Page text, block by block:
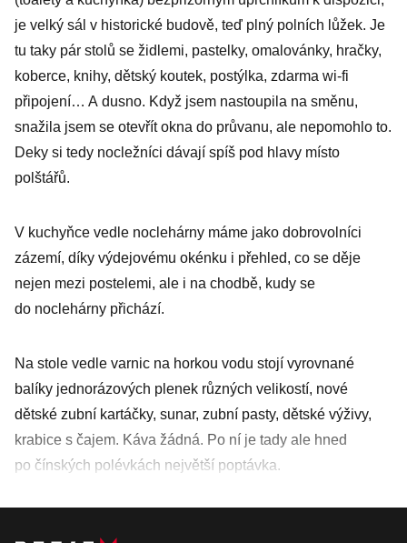
je velký sál v historické budově, teď plný polních lůžek. Je
tu taky pár stolů se židlemi, pastelky, omalovánky, hračky,
koberce, knihy, dětský koutek, postýlka, zdarma wi-fi
připojení… A dusno. Když jsem nastoupila na směnu,
snažila jsem se otevřít okna do průvanu, ale nepomohlo to.
Deky si tedy nocležníci dávají spíš pod hlavy místo
polštářů.
V kuchyňce vedle noclehárny máme jako dobrovolníci
zázemí, díky výdejovému okénku i přehled, co se děje
nejen mezi postelemi, ale i na chodbě, kudy se
do noclehárny přichází.
Na stole vedle varnic na horkou vodu stojí vyrovnané
balíky jednorázových plenek různých velikostí, nové
dětské zubní kartáčky, sunar, zubní pasty, dětské výživy,
krabice s čajem. Káva žádná. Po ní je tady ale hned
po čínských polévkách největší poptávka.